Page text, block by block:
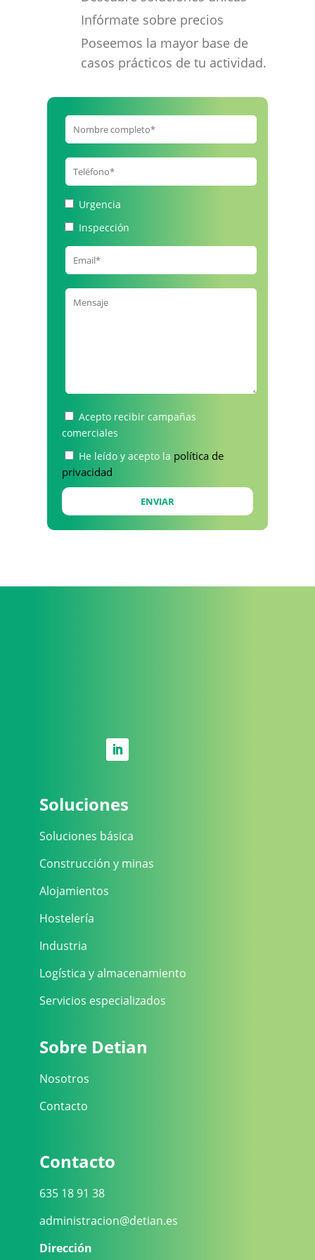
Infórmate sobre precios
Poseemos la mayor base de
casos prácticos de tu actividad.
Urgencia
Inspección
Acepto recibir campañas
comerciales
He leído y acepto la política de
privacidad
Soluciones
Soluciones básica
Construcción y minas
Alojamientos
Hostelería
Industria
Logística y almacenamiento
Servicios especializados
Sobre Detian
Nosotros
Contacto
Contacto
635 18 91 38
administracion@detian.es
Dirección